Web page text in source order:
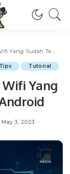
Terhubung Di Android
Tips Tutorial
Yang
May 3, 2023